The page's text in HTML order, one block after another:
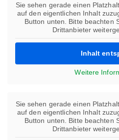
Sie sehen gerade einen
auf den eigentlichen Inhalt
Button unten. Bitte beachten
Drittanbieter
Inhalt
Weitere
Sie sehen gerade einen
auf den eigentlichen Inhalt
Button unten. Bitte beachten
Drittanbieter